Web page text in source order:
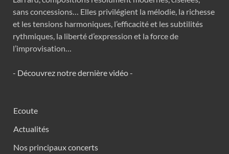
sans concessions… Elles privilégient la mélodie, la richesse
et les tensions harmoniques, l’efficacité et les subtilités
rythmiques, la liberté d’expression et la force de
l’improvisation…
- Découvrez notre dernière vidéo -
Ecoute
Actualités
Nos principaux concerts